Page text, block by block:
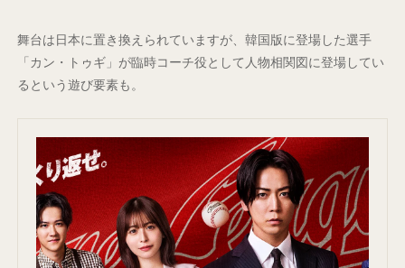
舞台は日本に置き換えられていますが、韓国版に登場した選手
「カン・トゥギ」が臨時コーチ役として人物相関図に登場してい
るという遊び要素も。